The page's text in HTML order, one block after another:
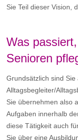
Sie Teil dieser Vision,
Was
Senioren
Grundsätzlich sind
Alltagsbegleiter/
Sie übernehmen also
Aufgaben innerhalb
diese Tätigkeit auch
Sie über eine